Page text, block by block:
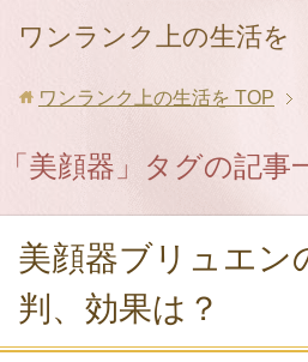
ワンランク上の生活を
ワンランク上の生活を TOP
「美顔器」タグの記事
美顔器ブリュエン
判、効果は？